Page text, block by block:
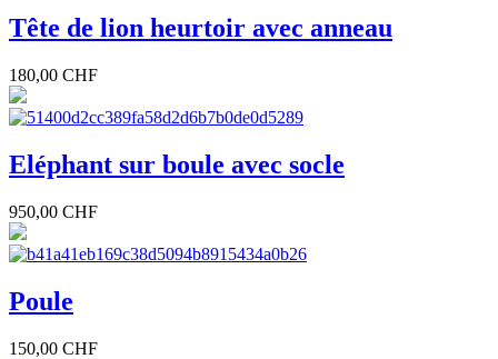
Tête de lion heurtoir avec anneau
180,00 CHF
Eléphant sur boule avec socle
950,00 CHF
Poule
150,00 CHF